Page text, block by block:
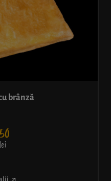
brânză
50
lei